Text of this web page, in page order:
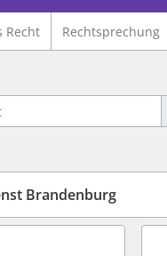
Recht Rechtsprechung
Brandenburg